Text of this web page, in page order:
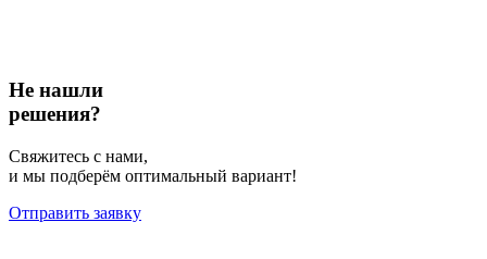
Не нашли
решения?
Свяжитесь с нами,
и мы подберём оптимальный вариант!
Отправить заявку